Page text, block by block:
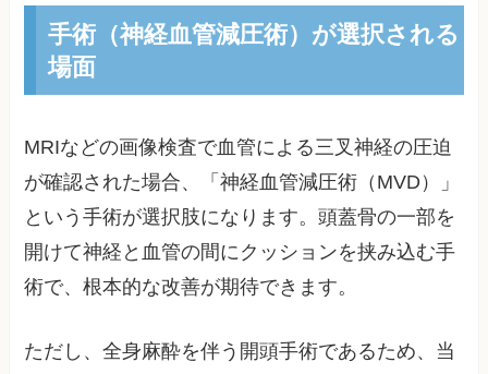
手術（神経血管減圧術）が選択される
場面
MRIなどの画像検査で血管による三叉神経の圧迫
が確認された場合、「神経血管減圧術（MVD）」
という手術が選択肢になります。頭蓋骨の一部を
開けて神経と血管の間にクッションを挟み込む手
術で、根本的な改善が期待できます。
ただし、全身麻酔を伴う開頭手術であるため、当